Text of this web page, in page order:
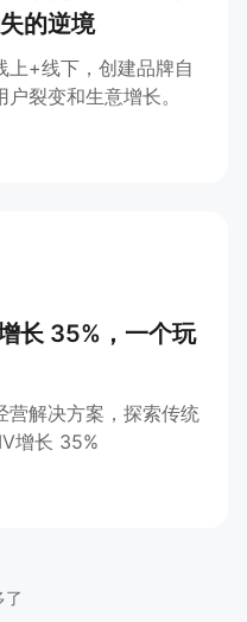
的逆境
上+线下，创建品牌自
裂变和生意增长。
长 35%，一个玩
解决方案，探索传统
增长 35%
了